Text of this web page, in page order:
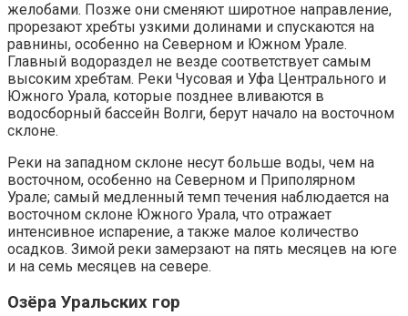
желобами. Позже они сменяют широтное направление,
прорезают хребты узкими долинами и спускаются на
равнины, особенно на Северном и Южном Урале.
Главный водораздел не везде соответствует самым
высоким хребтам. Реки Чусовая и Уфа Центрального и
Южного Урала, которые позднее вливаются в
водосборный бассейн Волги, берут начало на восточном
склоне.
Реки на западном склоне несут больше воды, чем на
восточном, особенно на Северном и Приполярном
Урале; самый медленный темп течения наблюдается на
восточном склоне Южного Урала, что отражает
интенсивное испарение, а также малое количество
осадков. Зимой реки замерзают на пять месяцев на юге
и на семь месяцев на севере.
Озёра Уральских гор